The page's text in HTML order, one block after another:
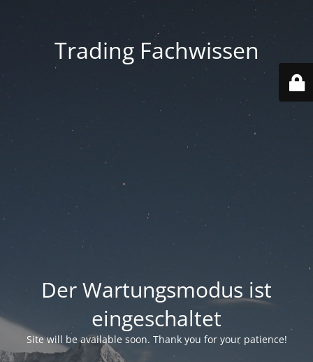
Trading Fachwissen
Der Wartungsmodus ist
eingeschaltet
Site will be available soon. Thank you for your patience!